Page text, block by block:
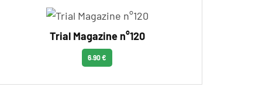
Trial Magazine n°120
6.90 €